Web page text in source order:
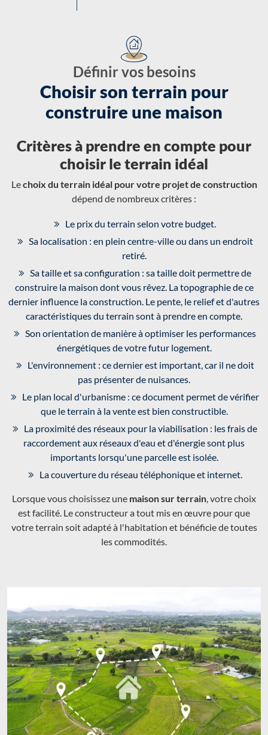
Définir vos besoins
Choisir son terrain pour
construire une maison
Critères à prendre en compte pour
choisir le terrain idéal
Lechoix du terrain idéal pour votre projet de construction
dépend de nombreux critères :
Le prix du terrain selon votre budget.
Sa localisation : en plein centre-ville ou dans un endroit
retiré.
Sa taille et sa configuration : sa taille doit permettre de
construire la maison dont vous rêvez. La topographie de ce
dernier influence la construction. Le pente, le relief et d'autres
caractéristiques du terrain sont à prendre en compte.
Son orientation de manière à optimiser les performances
énergétiques de votre futur logement.
L'environnement : ce dernier est important, car il ne doit
pas présenter de nuisances.
Le plan local d'urbanisme : ce document permet de vérifier
que le terrain à la vente est bien constructible.
La proximité des réseaux pour la viabilisation : les frais de
raccordement aux réseaux d'eau et d'énergie sont plus
importants lorsqu'une parcelle est isolée.
La couverture du réseau téléphonique et internet.
Lorsque vous choisissez une maison sur terrain , votre choix
est facilité. Le constructeur a tout mis en œuvre pour que
votre terrain soit adapté à l'habitation et bénéficie de toutes
les commodités.